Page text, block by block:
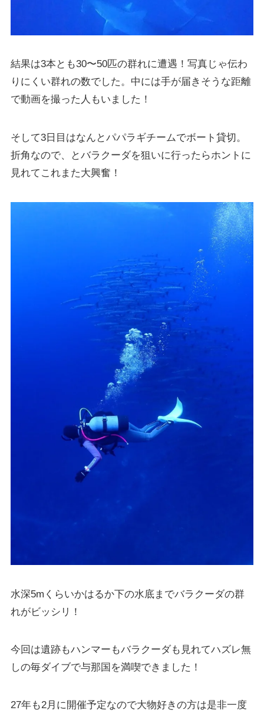
結果は3本とも30〜50匹の群れに遭遇！写真じゃ伝わ
りにくい群れの数でした。中には手が届きそうな距離
で動画を撮った人もいました！
そして3日目はなんとパパラギチームでボート貸切。
折角なので、とバラクーダを狙いに行ったらホントに
見れてこれまた大興奮！
水深5mくらいかはるか下の水底までバラクーダの群
れがビッシリ！
今回は遺跡もハンマーもバラクーダも見れてハズレ無
しの毎ダイブで与那国を満喫できました！
27年も2月に開催予定なので大物好きの方は是非一度